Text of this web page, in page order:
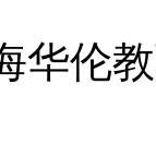
华伦